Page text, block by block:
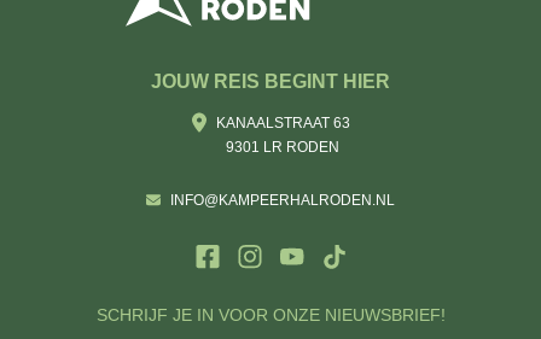
SCHRIJF JE IN VOOR ONZE NIEUWSBRIEF!
JOUW REIS BEGINT HIER
KANAALSTRAAT 63
9301 LR RODEN
INFO@KAMPEERHALRODEN.NL